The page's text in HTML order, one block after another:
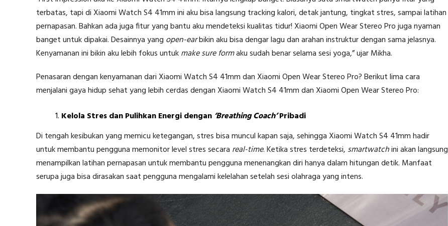
terbatas, tapi di Xiaomi Watch S4 41mm ini aku bisa langsung tracking kalori, detak jantung, tingkat stres, sampai latihan
pernapasan. Bahkan ada juga fitur yang bantu aku mendeteksi kualitas tidur! Xiaomi Open Wear Stereo Pro juga nyaman
banget untuk dipakai. Desainnya yang open-earbikin aku bisa dengar lagu dan arahan instruktur dengan sama jelasnya.
Kenyamanan ini bikin aku lebih fokus untukmake sure formaku sudah benar selama sesi yoga,” ujar Mikha.
Penasaran dengan kenyamanan dari Xiaomi Watch S4 41mm dan Xiaomi Open Wear Stereo Pro? Berikut lima cara
menjalani gaya hidup sehat yang lebih cerdas dengan Xiaomi Watch S4 41mm dan Xiaomi Open Wear Stereo Pro:
Kelola Stres dan Pulihkan Energi dengan ‘Breathing Coach’Pribadi
Di tengah kesibukan yang memicu ketegangan, stres bisa muncul kapan saja, sehingga Xiaomi Watch S4 41mm hadir
untuk membantu pengguna memonitor level stres secara real-time. Ketika stres terdeteksi, smartwatchini akan langsung
menampilkan latihan pernapasan untuk membantu pengguna menenangkan diri hanya dalam hitungan detik. Manfaat
serupa juga bisa dirasakan saat pengguna mengalami kelelahan setelah sesi olahraga yang intens.